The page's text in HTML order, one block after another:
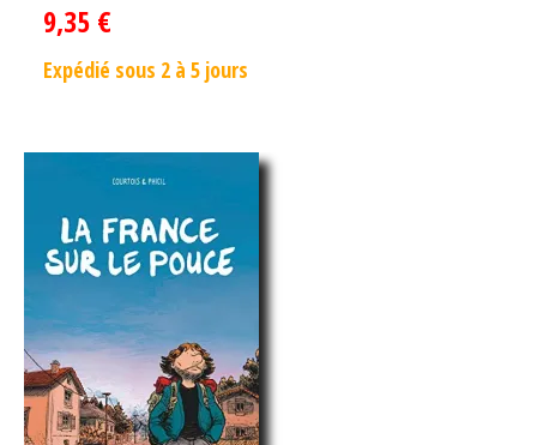
9,35 €
Expédié sous 2 à 5 jours